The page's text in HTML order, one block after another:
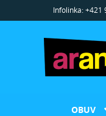
Infolinka: +421
OBUV